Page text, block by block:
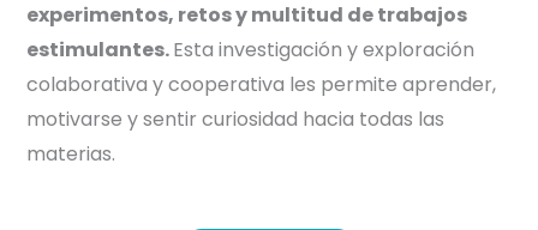
experimentos, retos y multitud de trabajos
estimulantes.Esta investigación y exploración
colaborativa y cooperativa les permite aprender,
motivarse y sentir curiosidad hacia todas las
materias.